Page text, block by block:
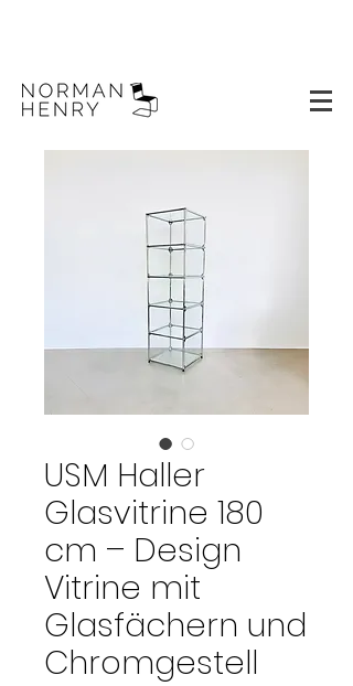
USM Haller
Glasvitrine 180
cm – Design
Vitrine mit
Glasfächern und
Chromgestell